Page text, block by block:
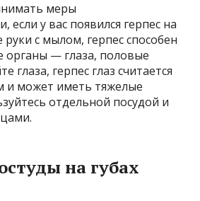
меры
если у вас появился герпес на
с мылом, герпес способен
органы — глаза, половые
глаза, герпес глаз считается
и может иметь тяжелые
отдельной посудой и
на губах